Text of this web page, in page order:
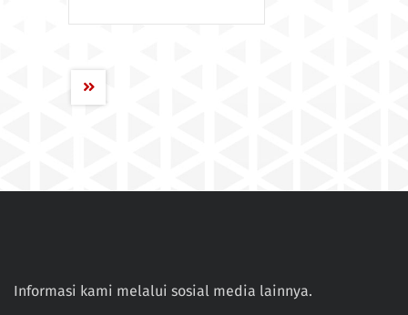
Informasi kami melalui sosial media lainnya.